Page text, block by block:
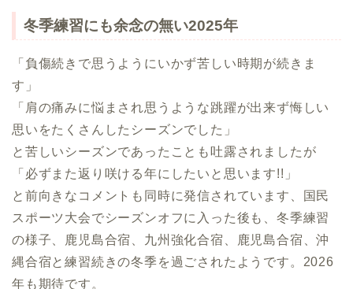
冬季練習にも余念の無い2025年
「負傷続きで思うようにいかず苦しい時期が続きま
す」
「肩の痛みに悩まされ思うような跳躍が出来ず悔しい
思いをたくさんしたシーズンでした」
と苦しいシーズンであったことも吐露されましたが
「必ずまた返り咲ける年にしたいと思います!!」
と前向きなコメントも同時に発信されています、国民
スポーツ大会でシーズンオフに入った後も、冬季練習
の様子、鹿児島合宿、九州強化合宿、鹿児島合宿、沖
縄合宿と練習続きの冬季を過ごされたようです。2026
年も期待です。